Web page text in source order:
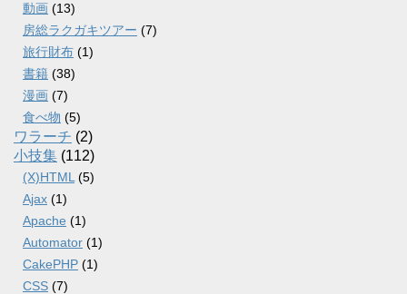
動画 (13)
房総ラクガキツアー (7)
旅行財布 (1)
書籍 (38)
漫画 (7)
食べ物 (5)
ワラーチ (2)
小技集 (112)
(X)HTML (5)
Ajax (1)
Apache (1)
Automator (1)
CakePHP (1)
CSS (7)